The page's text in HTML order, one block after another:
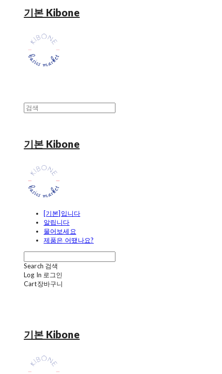
기본 Kibone
기본 Kibone
[기본]입니다
알립니다
물어보세요
제품은 어땠나요?
Search 검색
Log In 로그인
Cart장바구니
기본 Kibone